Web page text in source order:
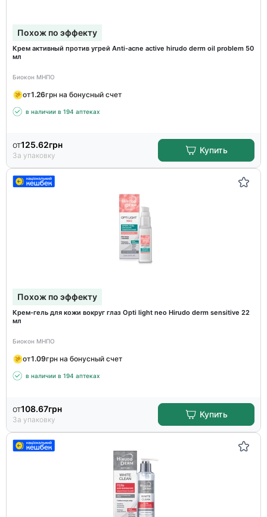
Похож по эффекту
Крем активный против угрей Anti-acne active hirudo derm oil problem 50
мл
Биокон МНПО
от1.26грн на бонусный счет
в наличии в 194 аптеках
от125.62грн
За упаковку
Купить
Похож по эффекту
Крем-гель для кожи вокруг глаз Opti light neo Hirudo derm sensitive 22
мл
Биокон МНПО
от1.09грн на бонусный счет
в наличии в 194 аптеках
от108.67грн
За упаковку
Купить